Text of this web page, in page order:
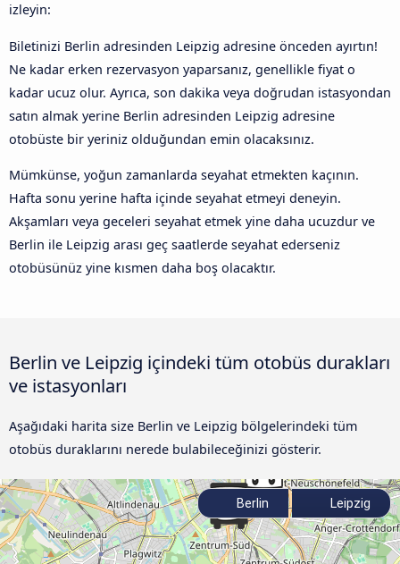
izleyin:
Biletinizi Berlin adresinden Leipzig adresine önceden ayırtın!
Ne kadar erken rezervasyon yaparsanız, genellikle fiyat o
kadar ucuz olur. Ayrıca, son dakika veya doğrudan istasyondan
satın almak yerine Berlin adresinden Leipzig adresine
otobüste bir yeriniz olduğundan emin olacaksınız.
Mümkünse, yoğun zamanlarda seyahat etmekten kaçının.
Hafta sonu yerine hafta içinde seyahat etmeyi deneyin.
Akşamları veya geceleri seyahat etmek yine daha ucuzdur ve
Berlin ile Leipzig arası geç saatlerde seyahat ederseniz
otobüsünüz yine kısmen daha boş olacaktır.
Berlin ve Leipzig içindeki tüm otobüs durakları
ve istasyonları
Aşağıdaki harita size Berlin ve Leipzig bölgelerindeki tüm
otobüs duraklarını nerede bulabileceğinizi gösterir.
Berlin Leipzig